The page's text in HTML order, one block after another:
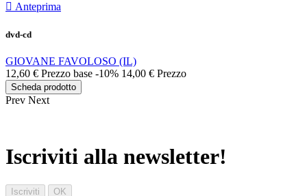
 Anteprima
dvd-cd
GIOVANE FAVOLOSO (IL)
12,60 € Prezzo base -10% 14,00 € Prezzo
Scheda prodotto
Prev Next
Iscriviti alla newsletter!